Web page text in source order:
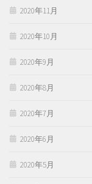
2020年11月
2020年10月
2020年9月
2020年8月
2020年7月
2020年6月
2020年5月